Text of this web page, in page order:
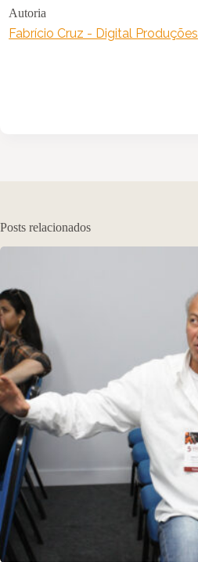
Autoria
Fabrício Cruz - Digital Produções
Posts relacionados